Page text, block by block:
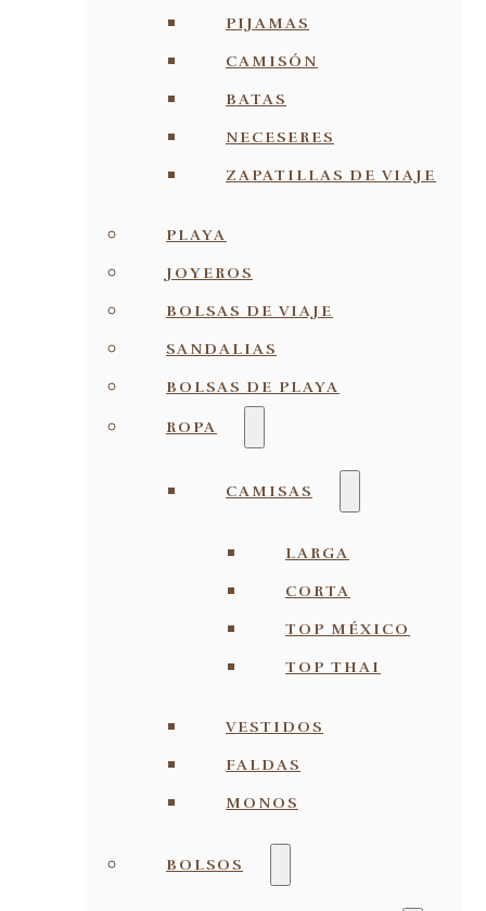
PIJAMAS
CAMISÓN
BATAS
NECESERES
ZAPATILLAS DE VIAJE
PLAYA
JOYEROS
BOLSAS DE VIAJE
SANDALIAS
BOLSAS DE PLAYA
ROPA
CAMISAS
LARGA
CORTA
TOP MÉXICO
TOP THAI
VESTIDOS
FALDAS
MONOS
BOLSOS